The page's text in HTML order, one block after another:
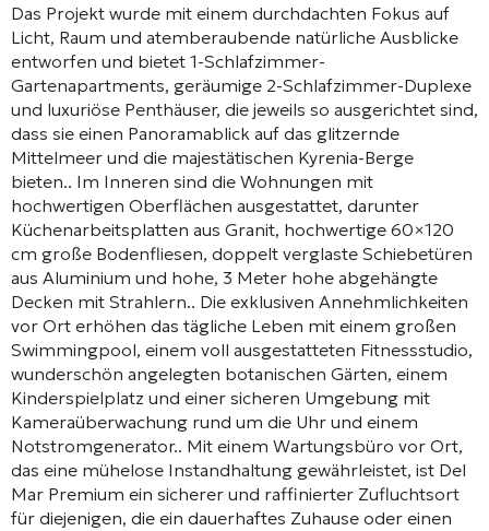
Das Projekt wurde mit einem durchdachten Fokus auf
Licht, Raum und atemberaubende natürliche Ausblicke
entworfen und bietet 1-Schlafzimmer-
Gartenapartments, geräumige 2-Schlafzimmer-Duplexe
und luxuriöse Penthäuser, die jeweils so ausgerichtet sind,
dass sie einen Panoramablick auf das glitzernde
Mittelmeer und die majestätischen Kyrenia-Berge
bieten.. Im Inneren sind die Wohnungen mit
hochwertigen Oberflächen ausgestattet, darunter
Küchenarbeitsplatten aus Granit, hochwertige 60×120
cm große Bodenfliesen, doppelt verglaste Schiebetüren
aus Aluminium und hohe, 3 Meter hohe abgehängte
Decken mit Strahlern.. Die exklusiven Annehmlichkeiten
vor Ort erhöhen das tägliche Leben mit einem großen
Swimmingpool, einem voll ausgestatteten Fitnessstudio,
wunderschön angelegten botanischen Gärten, einem
Kinderspielplatz und einer sicheren Umgebung mit
Kameraüberwachung rund um die Uhr und einem
Notstromgenerator.. Mit einem Wartungsbüro vor Ort,
das eine mühelose Instandhaltung gewährleistet, ist Del
Mar Premium ein sicherer und raffinierter Zufluchtsort
für diejenigen, die ein dauerhaftes Zuhause oder einen